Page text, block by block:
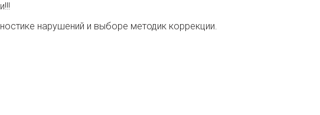
нарушений и выборе методик коррекции.